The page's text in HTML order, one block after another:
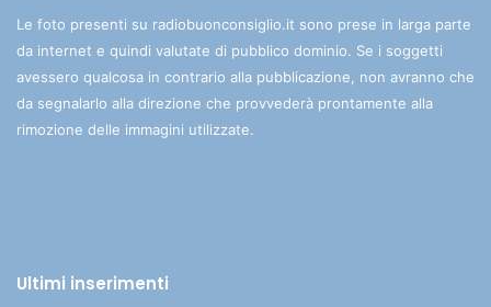
Le foto presenti su radiobuonconsiglio.it sono prese in larga parte
da internet e quindi valutate di pubblico dominio. Se i soggetti
avessero qualcosa in contrario alla pubblicazione, non avranno che
da segnalarlo alla direzione che provvederà prontamente alla
rimozione delle immagini utilizzate.
Ultimi inserimenti